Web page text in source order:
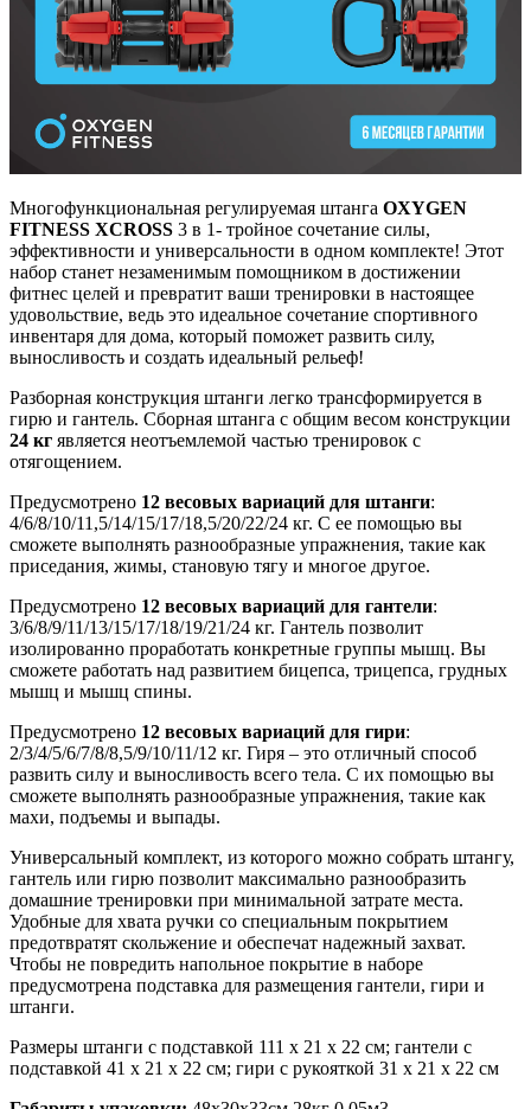
Многофункциональная регулируемая штанга OXYGEN
FITNESS XCROSS 3 в 1- тройное сочетание силы,
эффективности и универсальности в одном комплекте! Этот
набор станет незаменимым помощником в достижении
фитнес целей и превратит ваши тренировки в настоящее
удовольствие, ведь это идеальное сочетание спортивного
инвентаря для дома, который поможет развить силу,
выносливость и создать идеальный рельеф!
Разборная конструкция штанги легко трансформируется в
гирю и гантель. Сборная штанга с общим весом конструкции
24 кг является неотъемлемой частью тренировок с
отягощением.
Предусмотрено 12 весовых вариаций для штанги:
4/6/8/10/11,5/14/15/17/18,5/20/22/24 кг. С ее помощью вы
сможете выполнять разнообразные упражнения, такие как
приседания, жимы, становую тягу и многое другое.
Предусмотрено 12 весовых вариаций для гантели:
3/6/8/9/11/13/15/17/18/19/21/24 кг. Гантель позволит
изолированно проработать конкретные группы мышц. Вы
сможете работать над развитием бицепса, трицепса, грудных
мышц и мышц спины.
Предусмотрено 12 весовых вариаций для гири:
2/3/4/5/6/7/8/8,5/9/10/11/12 кг. Гиря – это отличный способ
развить силу и выносливость всего тела. С их помощью вы
сможете выполнять разнообразные упражнения, такие как
махи, подъемы и выпады.
Универсальный комплект, из которого можно собрать штангу,
гантель или гирю позволит максимально разнообразить
домашние тренировки при минимальной затрате места.
Удобные для хвата ручки со специальным покрытием
предотвратят скольжение и обеспечат надежный захват.
Чтобы не повредить напольное покрытие в наборе
предусмотрена подставка для размещения гантели, гири и
штанги.
Размеры штанги с подставкой 111 х 21 х 22 см; гантели с
подставкой 41 х 21 х 22 см; гири с рукояткой 31 х 21 х 22 см